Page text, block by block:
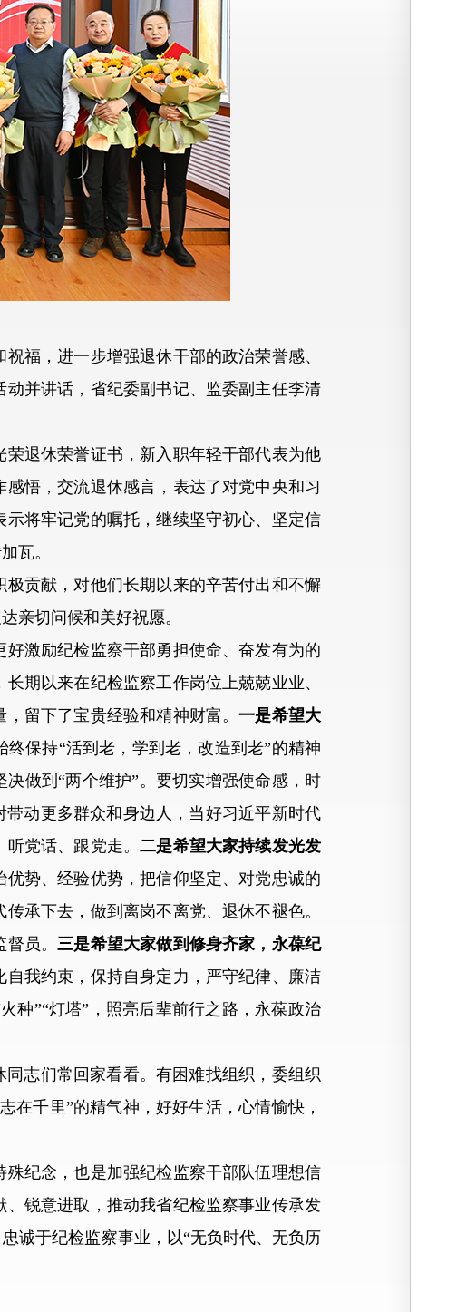
福，进一步增强退休干部的政治荣誉感、
并讲话，省纪委副书记、监委副主任李清
退休荣誉证书，新入职年轻干部代表为他
悟，交流退休感言，表达了对党中央和习
将牢记党的嘱托，继续坚守初心、坚定信
瓦。
贡献，对他们长期以来的辛苦付出和不懈
亲切问候和美好祝愿。
激励纪检监察干部勇担使命、奋发有为的
期以来在纪检监察工作岗位上兢兢业业、
留下了宝贵经验和精神财富。一是希望大
终保持“活到老，学到老，改造到老”的精神
做到“两个维护”。要切实增强使命感，时
动更多群众和身边人，当好习近平新时代
听党话、跟党走。二是希望大家持续发光发
优势、经验优势，把信仰坚定、对党忠诚的
承下去，做到离岗不离党、退休不褪色。
督员。三是希望大家做到修身齐家，永葆纪
我约束，保持自身定力，严守纪律、廉洁
种”“灯塔”，照亮后辈前行之路，永葆政治
志们常回家看看。有困难找组织，委组织
在千里”的精气神，好好生活，心情愉快，
纪念，也是加强纪检监察干部队伍理想信
锐意进取，推动我省纪检监察事业传承发
诚于纪检监察事业，以“无负时代、无负历